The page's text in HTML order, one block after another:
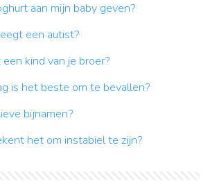
aan mijn baby geven?
een autist?
kind van je broer?
is het beste om te bevallen?
bijnamen?
het om instabiel te zijn?